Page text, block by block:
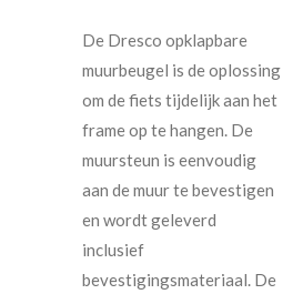
De Dresco opklapbare
muurbeugel is de oplossing
om de fiets tijdelijk aan het
frame op te hangen. De
muursteun is eenvoudig
aan de muur te bevestigen
en wordt geleverd
inclusief
bevestigingsmateriaal. De